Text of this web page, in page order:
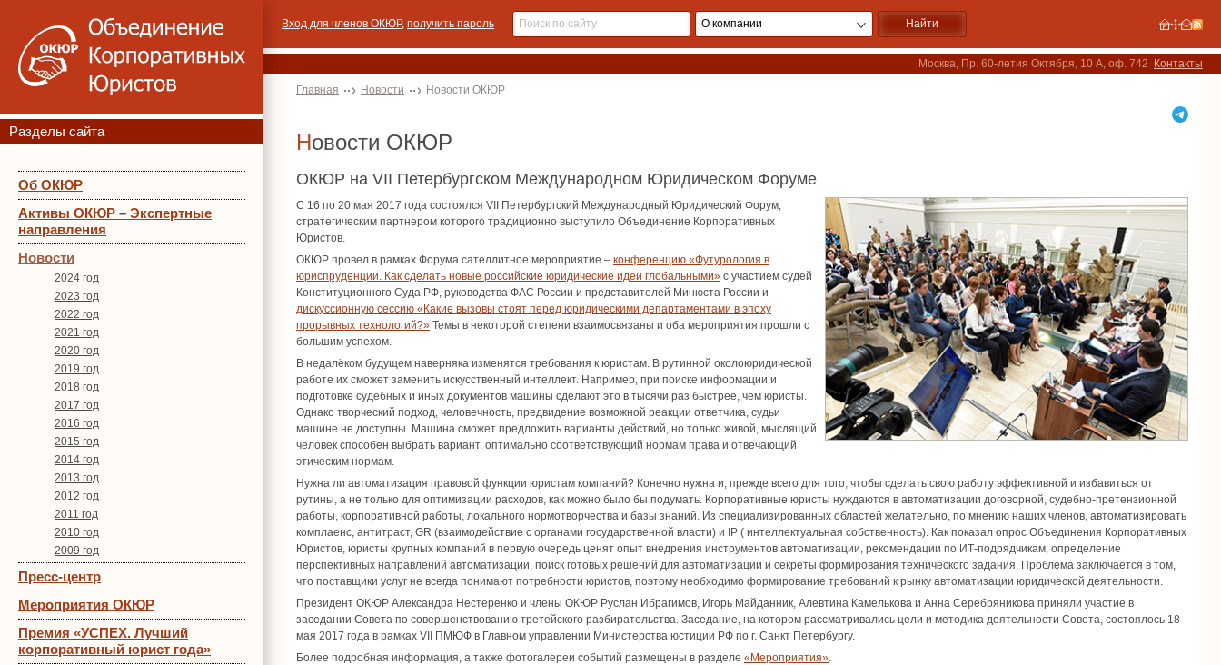
Разделы сайта
Об ОКЮР
Активы ОКЮР – Экспертные
направления
Новости
2024 год
2023 год
2022 год
2021 год
2020 год
2019 год
2018 год
2017 год
2016 год
2015 год
2014 год
2013 год
2012 год
2011 год
2010 год
2009 год
Пресс-центр
Мероприятия ОКЮР
Премия «УСПЕХ. Лучший
корпоративный юрист года»
Вход для членов ОКЮР, получить пароль
Москва, Пр. 60-летия Октября, 10 А, оф. 742 Контакты
Главная Новости Новости ОКЮР
Новости ОКЮР
ОКЮР на VII Петербургском Международном Юридическом Форуме
С 16 по 20 мая 2017 года состоялся VII Петербургский Международный Юридический Форум,
стратегическим партнером которого традиционно выступило Объединение Корпоративных
Юристов.
ОКЮР провел в рамках Форума сателлитное мероприятие – конференцию «Футурология в
юриспруденции. Как сделать новые российские юридические идеи глобальными» с участием судей
Конституционного Суда РФ, руководства ФАС России и представителей Минюста России и
дискуссионную сессию «Какие вызовы стоят перед юридическими департаментами в эпоху
прорывных технологий?» Темы в некоторой степени взаимосвязаны и оба мероприятия прошли с
большим успехом.
В недалёком будущем наверняка изменятся требования к юристам. В рутинной околоюридической
работе их сможет заменить искусственный интеллект. Например, при поиске информации и
подготовке судебных и иных документов машины сделают это в тысячи раз быстрее, чем юристы.
Однако творческий подход, человечность, предвидение возможной реакции ответчика, судьи
машине не доступны. Машина сможет предложить варианты действий, но только живой, мыслящий
человек способен выбрать вариант, оптимально соответствующий нормам права и отвечающий
этическим нормам.
Нужна ли автоматизация правовой функции юристам компаний? Конечно нужна и, прежде всего для того, чтобы сделать свою работу эффективной и избавиться от
рутины, а не только для оптимизации расходов, как можно было бы подумать. Корпоративные юристы нуждаются в автоматизации договорной, судебно-претензионной
работы, корпоративной работы, локального нормотворчества и базы знаний. Из специализированных областей желательно, по мнению наших членов, автоматизировать
комплаенс, антитраст, GR (взаимодействие с органами государственной власти) и IP ( интеллектуальная собственность). Как показал опрос Объединения Корпоративных
Юристов, юристы крупных компаний в первую очередь ценят опыт внедрения инструментов автоматизации, рекомендации по ИТ-подрядчикам, определение
перспективных направлений автоматизации, поиск готовых решений для автоматизации и секреты формирования технического задания. Проблема заключается в том,
что поставщики услуг не всегда понимают потребности юристов, поэтому необходимо формирование требований к рынку автоматизации юридической деятельности.
Президент ОКЮР Александра Нестеренко и члены ОКЮР Руслан Ибрагимов, Игорь Майданник, Алевтина Камелькова и Анна Серебряникова приняли участие в
заседании Совета по совершенствованию третейского разбирательства. Заседание, на котором рассматривались цели и методика деятельности Совета, состоялось 18
мая 2017 года в рамках VII ПМЮФ в Главном управлении Министерства юстиции РФ по г. Санкт Петербургу.
Более подробная информация, а также фотогалереи событий размещены в разделе «Мероприятия».